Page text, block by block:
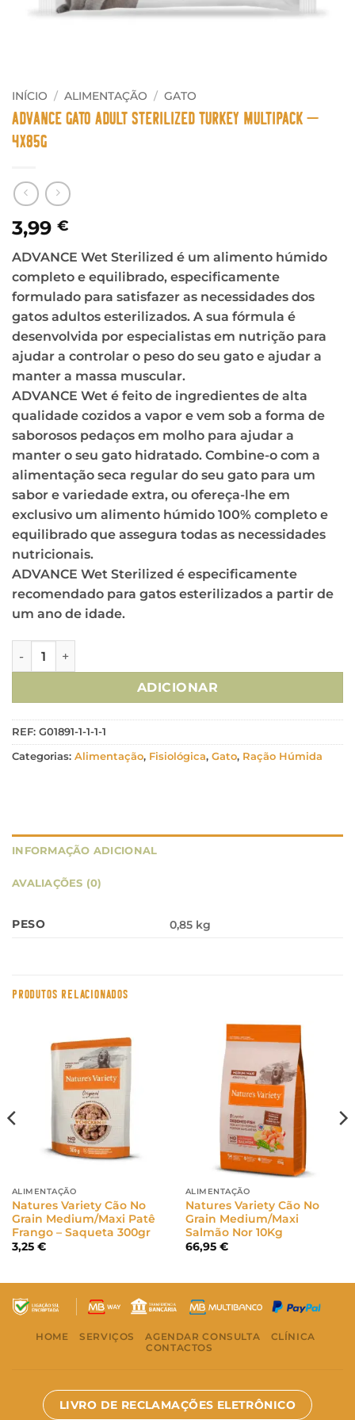
INÍCIO / ALIMENTAÇÃO / GATO
Advance Gato Adult Sterilized Turkey Multipack –
4x85g
3,99 €
ADVANCE Wet Sterilized é um alimento húmido
completo e equilibrado, especificamente
formulado para satisfazer as necessidades dos
gatos adultos esterilizados. A sua fórmula é
desenvolvida por especialistas em nutrição para
ajudar a controlar o peso do seu gato e ajudar a
manter a massa muscular.
ADVANCE Wet é feito de ingredientes de alta
qualidade cozidos a vapor e vem sob a forma de
saborosos pedaços em molho para ajudar a
manter o seu gato hidratado. Combine-o com a
alimentação seca regular do seu gato para um
sabor e variedade extra, ou ofereça-lhe em
exclusivo um alimento húmido 100% completo e
equilibrado que assegura todas as necessidades
nutricionais.
ADVANCE Wet Sterilized é especificamente
recomendado para gatos esterilizados a partir de
um ano de idade.
Quantidade de Advance Gato Adult Sterilized Turkey
ADICIONAR
REF: G01891-1-1-1-1
Categorias: Alimentação, Fisiológica, Gato, Ração Húmida
INFORMAÇÃO ADICIONAL
AVALIAÇÕES (0)
PESO 0,85 kg
PRODUTOS RELACIONADOS
ALIMENTAÇÃO
Natures Variety Cão No
Grain Medium/Maxi Patê
Frango – Saqueta 300gr
3,25 €
ALIMENTAÇÃO
Natures Variety Cão No
Grain Medium/Maxi
Salmão Nor 10Kg
66,95 €
HOME SERVIÇOS AGENDAR CONSULTA
CLÍNICA
CONTACTOS
LIVRO DE RECLAMAÇÕES ELETRÔNICO